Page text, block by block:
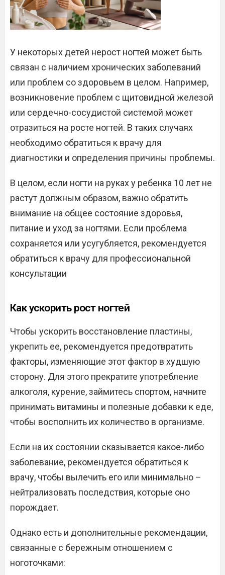
У некоторых детей нерост ногтей может быть
связан с наличием хронических заболеваний
или проблем со здоровьем в целом. Например,
возникновение проблем с щитовидной железой
или сердечно-сосудистой системой может
отразиться на росте ногтей. В таких случаях
необходимо обратиться к врачу для
диагностики и определения причины проблемы.
В целом, если ногти на руках у ребенка 10 лет не
растут должным образом, важно обратить
внимание на общее состояние здоровья,
питание и уход за ногтями. Если проблема
сохраняется или усугубляется, рекомендуется
обратиться к врачу для профессиональной
консультации
Как ускорить рост ногтей
Чтобы ускорить восстановление пластины,
укрепить ее, рекомендуется предотвратить
факторы, изменяющие этот фактор в худшую
сторону. Для этого прекратите употребление
алкоголя, курение, займитесь спортом, начните
принимать витамины и полезные добавки к еде,
чтобы восполнить их количество в организме.
Если на их состоянии сказывается какое-либо
заболевание, рекомендуется обратиться к
врачу, чтобы вылечить его или минимально –
нейтрализовать последствия, которые оно
порождает.
Однако есть и дополнительные рекомендации,
связанные с бережным отношением с
ноготочками: